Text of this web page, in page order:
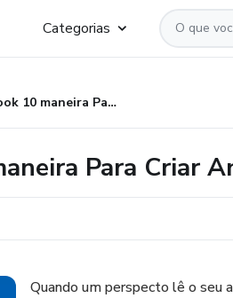
Categorias
E-book 10 maneira Para Criar Anúncios Lucrativos
Para Criar
Quando um perspecto lê o seu